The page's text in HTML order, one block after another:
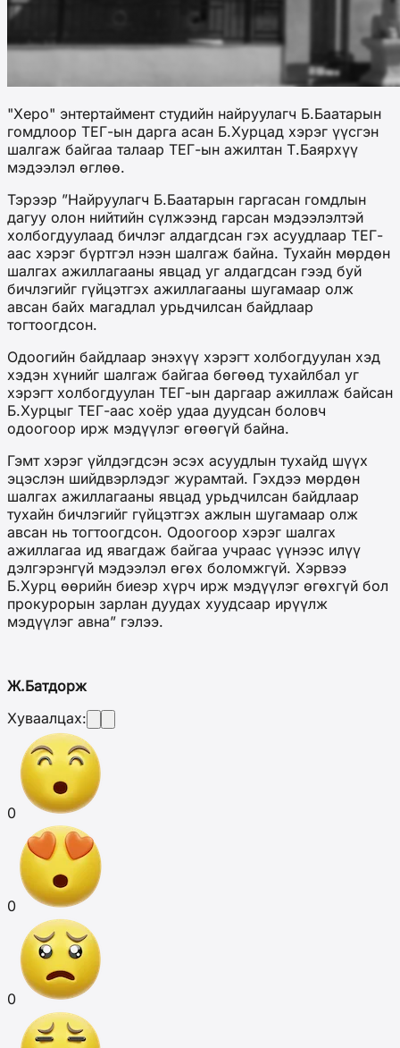
"Херо" энтертаймент студийн найруулагч Б.Баатарын
гомдлоор ТЕГ-ын дарга асан Б.Хурцад хэрэг үүсгэн
шалгаж байгаа талаар ТЕГ-ын ажилтан Т.Баярхүү
мэдээлэл өглөө.
Тэрээр ”Найруулагч Б.Баатарын гаргасан гомдлын
дагуу олон нийтийн сүлжээнд гарсан мэдээлэлтэй
холбогдуулаад бичлэг алдагдсан гэх асуудлаар ТЕГ-
аас хэрэг бүртгэл нээн шалгаж байна. Тухайн мөрдөн
шалгах ажиллагааны явцад уг алдагдсан гээд буй
бичлэгийг гүйцэтгэх ажиллагааны шугамаар олж
авсан байх магадлал урьдчилсан байдлаар
тогтоогдсон.
Одоогийн байдлаар энэхүү хэрэгт холбогдуулан хэд
хэдэн хүнийг шалгаж байгаа бөгөөд тухайлбал уг
хэрэгт холбогдуулан ТЕГ-ын даргаар ажиллаж байсан
Б.Хурцыг ТЕГ-аас хоёр удаа дуудсан боловч
одоогоор ирж мэдүүлэг өгөөгүй байна.
Гэмт хэрэг үйлдэгдсэн эсэх асуудлын тухайд шүүх
эцэслэн шийдвэрлэдэг журамтай. Гэхдээ мөрдөн
шалгах ажиллагааны явцад урьдчилсан байдлаар
тухайн бичлэгийг гүйцэтгэх ажлын шугамаар олж
авсан нь тогтоогдсон. Одоогоор хэрэг шалгах
ажиллагаа ид явагдаж байгаа учраас үүнээс илүү
дэлгэрэнгүй мэдээлэл өгөх боломжгүй. Хэрвээ
Б.Хурц өөрийн биеэр хүрч ирж мэдүүлэг өгөхгүй бол
прокурорын зарлан дуудах хуудсаар ирүүлж
мэдүүлэг авна” гэлээ.
Ж.Батдорж
Хуваалцах:
0
0
0